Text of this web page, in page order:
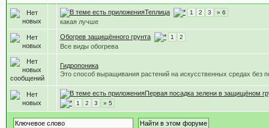
Теплица 1 2 3 » 6
какая лучше
Обогрев защищённого грунта 1 2
Все виды обогрева
Гидропоника
Это способ выращивания растений на искусственных средах без
Первая посадка зелени в защищёном
1 2 3 » 5